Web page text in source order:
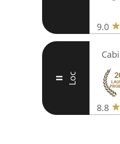
9.0
II Loc
8.8